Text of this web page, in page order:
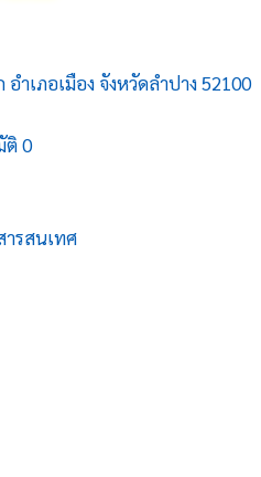
เภอเมือง จังหวัดลำปาง 52100
ติ 0
รสนเทศ